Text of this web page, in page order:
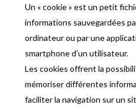
Un « cookie » est un petit
informations sauvegardées
ordinateur ou par une
smartphone d’un utilisateur.
Les cookies offrent la
mémoriser différentes
faciliter la navigation sur un